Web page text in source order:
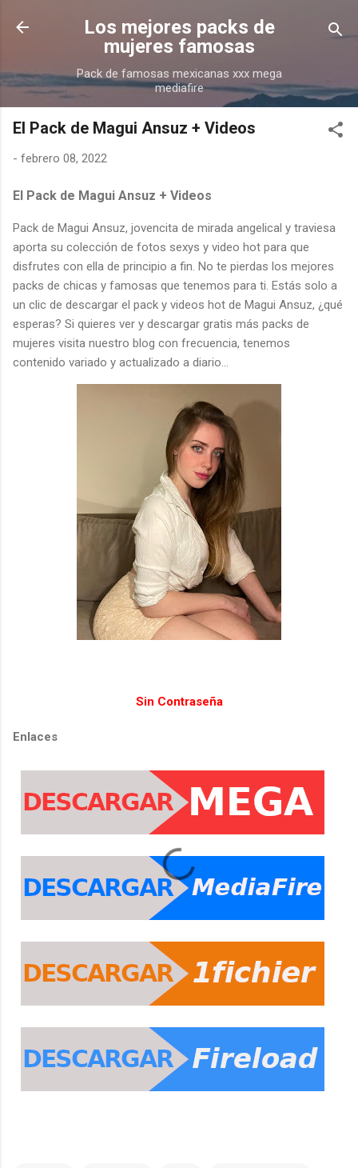
Ir al contenido principal
Los mejores packs de
mujeres famosas
Pack de famosas mexicanas xxx mega
mediafire
El Pack de Magui Ansuz + Videos
- febrero 08, 2022
El Pack de Magui Ansuz + Videos
Pack de Magui Ansuz, jovencita de mirada angelical y traviesa
aporta su colección de fotos sexys y video hot para que
disfrutes con ella de principio a fin. No te pierdas los mejores
packs de chicas y famosas que tenemos para ti. Estás solo a
un clic de descargar el pack y videos hot de Magui Ansuz, ¿qué
esperas? Si quieres ver y descargar gratis más packs de
mujeres visita nuestro blog con frecuencia, tenemos
contenido variado y actualizado a diario...
Sin Contraseña
Enlaces